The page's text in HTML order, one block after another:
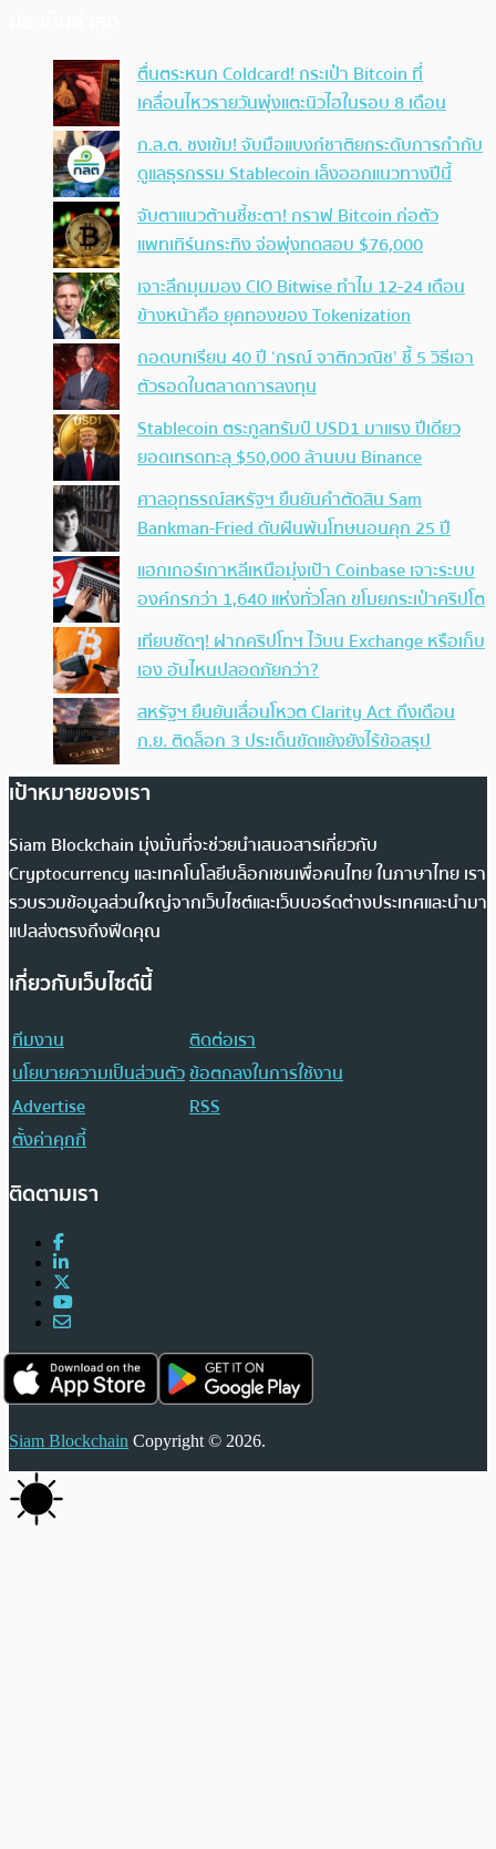
ตื่นตระหนก Coldcard! กระเป๋า Bitcoin ที่
เคลื่อนไหวรายวันพุ่งแตะนิวไฮในรอบ 8 เดือน
ก.ล.ต. ชงเข้ม! จับมือแบงก์ชาติยกระดับการกำกับ
ดูแลธุรกรรม Stablecoin เล็งออกแนวทางปีนี้
จับตาแนวต้านชี้ชะตา! กราฟ Bitcoin ก่อตัว
แพทเทิร์นกระทิง จ่อพุ่งทดสอบ $76,000
เจาะลึกมุมมอง CIO Bitwise ทำไม 12-24 เดือน
ข้างหน้าคือ ยุคทองของ Tokenization
ถอดบทเรียน 40 ปี ‘กรณ์ จาติกวณิช’ ชี้ 5 วิธีเอา
ตัวรอดในตลาดการลงทุน
Stablecoin ตระกูลทรัมป์ USD1 มาแรง ปีเดียว
ยอดเทรดทะลุ $50,000 ล้านบน Binance
ศาลอุทธรณ์สหรัฐฯ ยืนยันคำตัดสิน Sam
Bankman-Fried ดับฝันพ้นโทษนอนคุก 25 ปี
แฮกเกอร์เกาหลีเหนือมุ่งเป้า Coinbase เจาะระบบ
องค์กรกว่า 1,640 แห่งทั่วโลก ขโมยกระเป๋าคริปโต
เทียบชัดๆ! ฝากคริปโทฯ ไว้บน Exchange หรือเก็บ
เอง อันไหนปลอดภัยกว่า?
สหรัฐฯ ยืนยันเลื่อนโหวต Clarity Act ถึงเดือน
ก.ย. ติดล็อก 3 ประเด็นขัดแย้งยังไร้ข้อสรุป
เป้าหมายของเรา
Siam Blockchain มุ่งมั่นที่จะช่วยนำเสนอสารเกี่ยวกับ
Cryptocurrency และเทคโนโลยีบล็อกเชนเพื่อคนไทย ในภาษาไทย เรา
รวบรวมข้อมูลส่วนใหญ่จากเว็บไซต์และเว็บบอร์ดต่างประเทศและนำมา
แปลส่งตรงถึงฟีดคุณ
เกี่ยวกับเว็บไซต์นี้
ทีมงาน
ติดต่อเรา
นโยบายความเป็นส่วนตัวข้อตกลงในการใช้งาน
Advertise
RSS
ตั้งค่าคุกกี้
ติดตามเรา
Siam Blockchain Copyright © 2026.